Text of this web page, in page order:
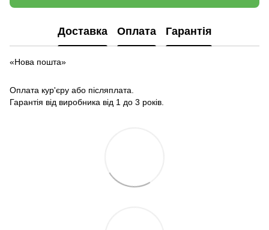
Доставка Оплата Гарантія
«Нова пошта»
Оплата кур'єру або післяплата.
Гарантія від виробника від 1 до 3 років.